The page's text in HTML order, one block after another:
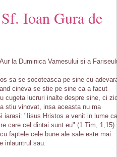
Ioan Gura de
la Duminica Vamesului si a
sa se socoteasca pe sine cu
cineva se stie pe sine ca a facut
cugeta lucruri inalte despre sine, ci
stiu vinovat, insa aceasta nu ma
iarasi: "Iisus Hristos a venit in lume ca
care cel dintai sunt eu" (1 Tim, 1,15).
faptele cele bune ale sale este mai
inlauntrul sau.